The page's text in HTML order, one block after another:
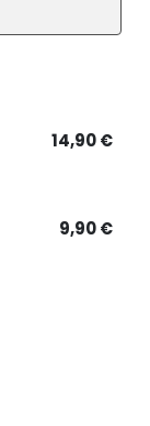
14,90€
9,90€